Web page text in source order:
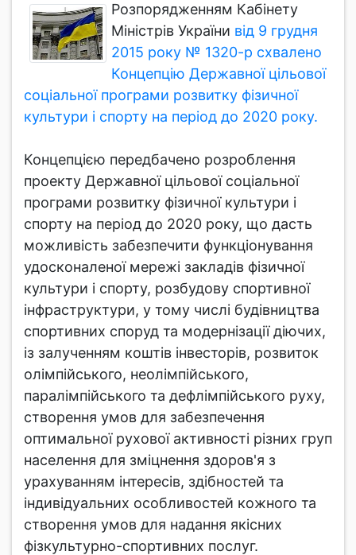
Розпорядженням Кабінету
Міністрів України від 9 грудня
2015 року № 1320-р схвалено
Концепцію Державної цільової
соціальної програми розвитку фізичної
культури і спорту на період до 2020 року.
Концепцією передбачено розроблення
проекту Державної цільової соціальної
програми розвитку фізичної культури і
спорту на період до 2020 року, що дасть
можливість забезпечити функціонування
удосконаленої мережі закладів фізичної
культури і спорту, розбудову спортивної
інфраструктури, у тому числі будівництва
спортивних споруд та модернізації діючих,
із залученням коштів інвесторів, розвиток
олімпійського, неолімпійського,
паралімпійського та дефлімпійського руху,
створення умов для забезпечення
оптимальної рухової активності різних груп
населення для зміцнення здоров'я з
урахуванням інтересів, здібностей та
індивідуальних особливостей кожного та
створення умов для надання якісних
фізкультурно-спортивних послуг.